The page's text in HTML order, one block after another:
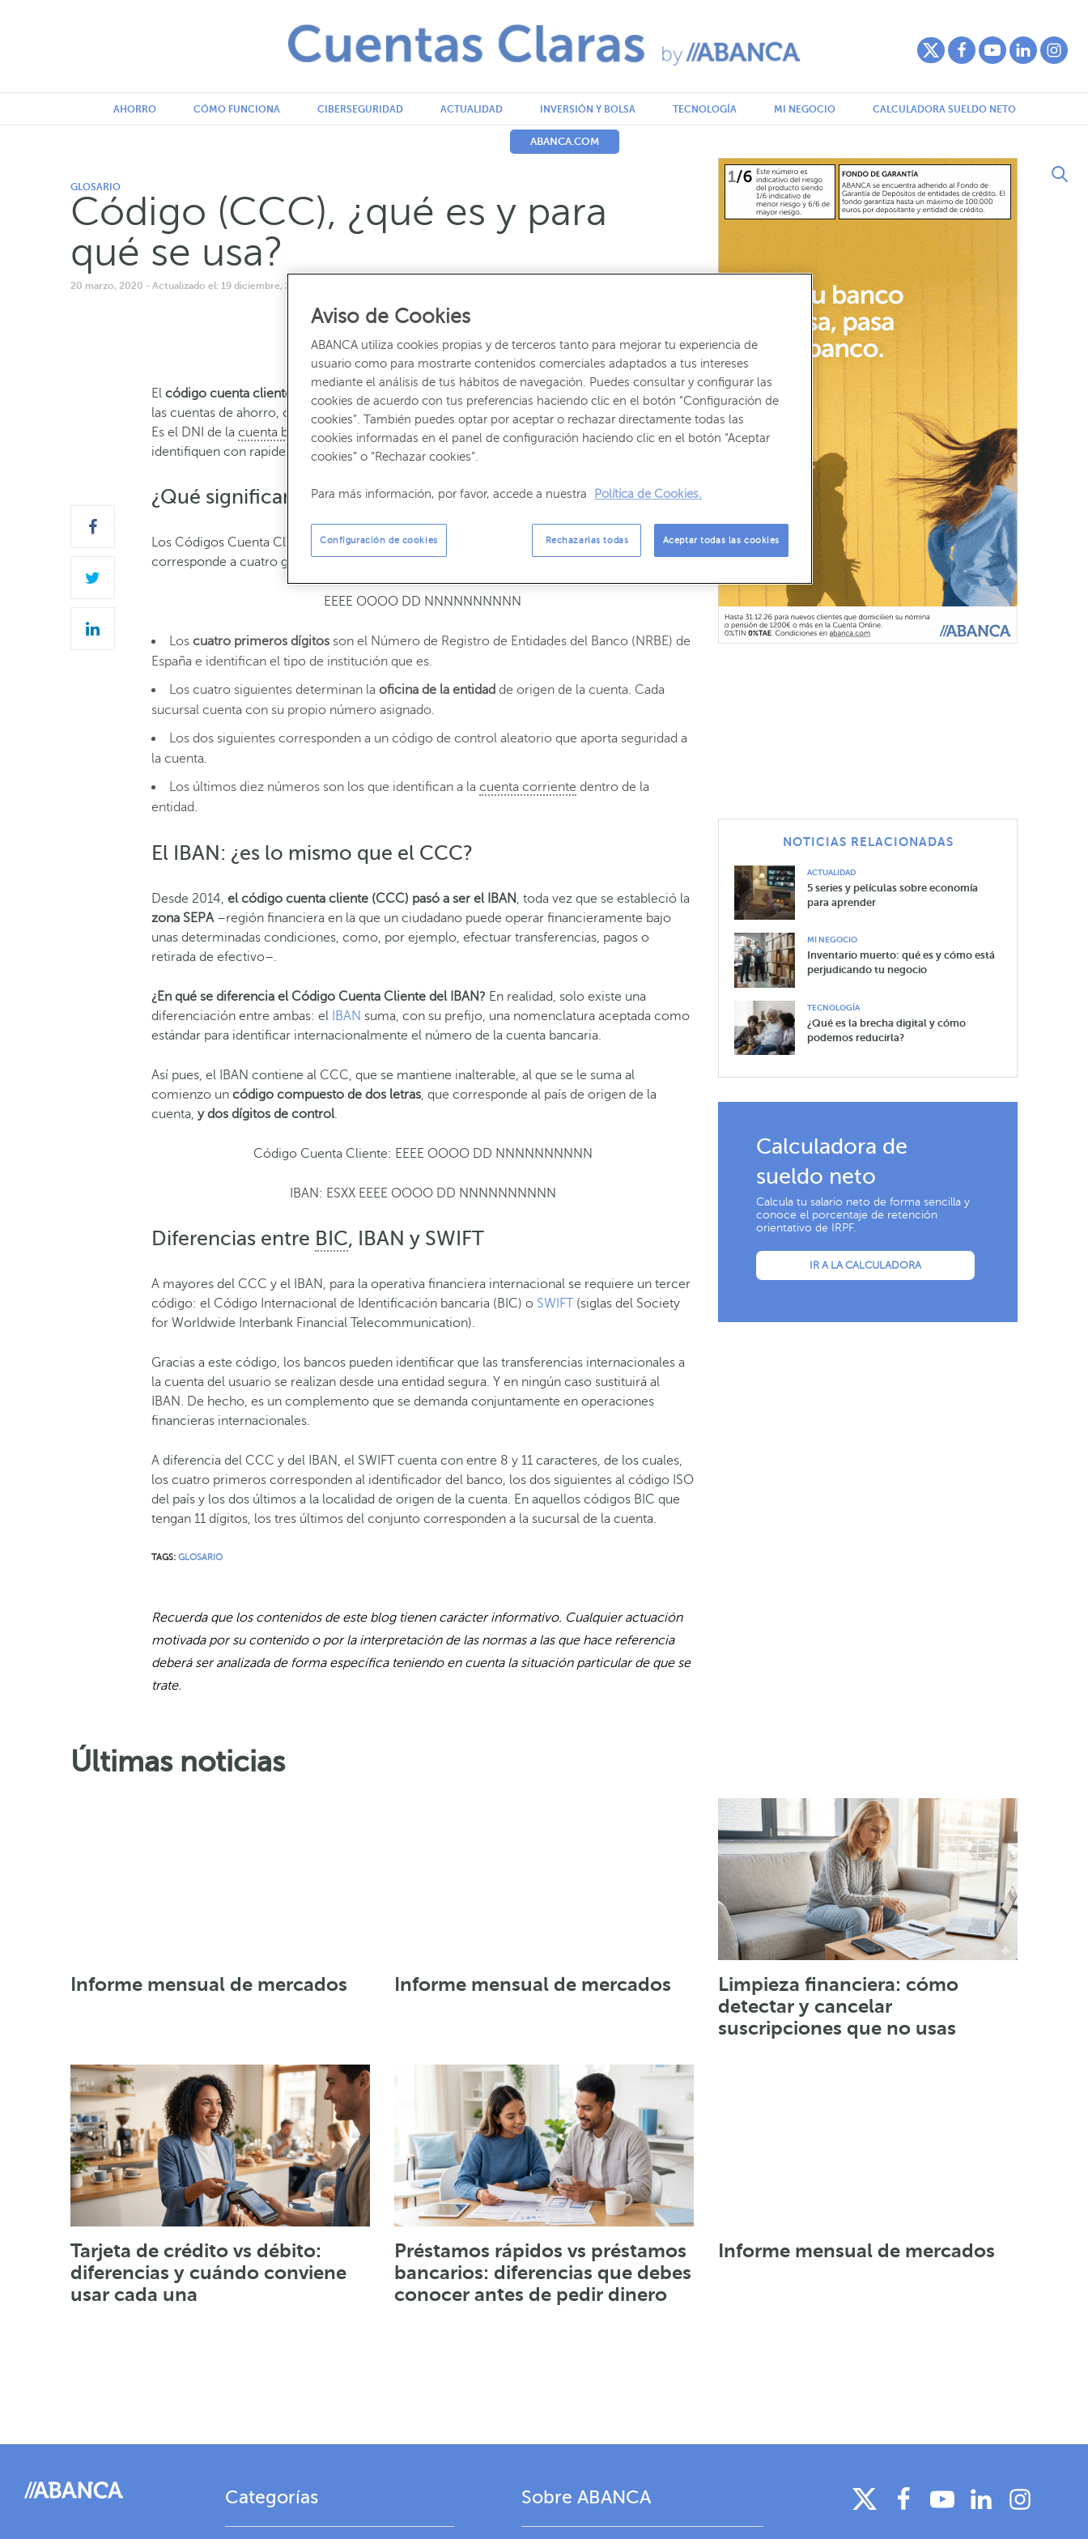
AHORRO CÓMO FUNCIONA CIBERSEGURIDAD ACTUALIDAD INVERSIÓN Y BOLSA TECNOLOGÍA MI NEGOCIO CALCULADORA SUELDO NETO
ABANCA.COM
GLOSARIO
Código (CCC), ¿qué es y para
qué se usa?
20 marzo, 2020 - Actualizado el: 19 diciembre, 2022 6:02 pm
El código cuenta cliente (CCC) es un número irrepetible, de veinte dígitos, que se asigna a
las cuentas de ahorro, cuentas corrientes y otros productos financieros, de forma individual.
Es el DNI de la cuenta bancariay sirve para que el resto de entidades del sistema financiero
identifiquen con rapidez la cuenta.
¿Qué significan los números del Código Cuenta Cliente?
Los Códigos Cuenta Cliente en España tienen una estructura estandarizada que se
corresponde a cuatro grupos:
EEEE OOOO DD NNNNNNNNNN
Los cuatro primeros dígitos son el Número de Registro de Entidades del Banco (NRBE) de
España e identifican el tipo de institución que es.
Los cuatro siguientes determinan la oficina de la entidad de origen de la cuenta. Cada
sucursal cuenta con su propio número asignado.
Los dos siguientes corresponden a un código de control aleatorio que aporta seguridad a
la cuenta.
Los últimos diez números son los que identifican a la cuenta corriente dentro de la
entidad.
El IBAN: ¿es lo mismo que el CCC?
Desde 2014, el código cuenta cliente (CCC) pasó a ser el IBAN, toda vez que se estableció la
zona SEPA–región financiera en la que un ciudadano puede operar financieramente bajo
unas determinadas condiciones, como, por ejemplo, efectuar transferencias, pagos o
retirada de efectivo–.
¿En qué se diferencia el Código Cuenta Cliente del IBAN? En realidad, solo existe una
diferenciación entre ambas: el IBAN suma, con su prefijo, una nomenclatura aceptada como
estándar para identificar internacionalmente el número de la cuenta bancaria.
Así pues, el IBAN contiene al CCC, que se mantiene inalterable, al que se le suma al
comienzo un código compuesto de dos letras, que corresponde al país de origen de la
cuenta, y dos dígitos de control.
Código Cuenta Cliente: EEEE OOOO DD NNNNNNNNNN
IBAN: ESXX EEEE OOOO DD NNNNNNNNNN
Diferencias entre BIC, IBAN y SWIFT
A mayores del CCC y el IBAN, para la operativa financiera internacional se requiere un tercer
código: el Código Internacional de Identificación bancaria (BIC) o SWIFT(siglas del Society
for Worldwide Interbank Financial Telecommunication).
Gracias a este código, los bancos pueden identificar que las transferencias internacionales a
la cuenta del usuario se realizan desde una entidad segura. Y en ningún caso sustituirá al
IBAN. De hecho, es un complemento que se demanda conjuntamente en operaciones
financieras internacionales.
A diferencia del CCC y del IBAN, el SWIFT cuenta con entre 8 y 11 caracteres, de los cuales,
los cuatro primeros corresponden al identificador del banco, los dos siguientes al código ISO
del país y los dos últimos a la localidad de origen de la cuenta. En aquellos códigos BIC que
tengan 11 dígitos, los tres últimos del conjunto corresponden a la sucursal de la cuenta.
TAGS: GLOSARIO
Recuerda que los contenidos de este blog tienen carácter informativo. Cualquier actuación
motivada por su contenido o por la interpretación de las normas a las que hace referencia
deberá ser analizada de forma específica teniendo en cuenta la situación particular de que se
trate.
NOTICIAS RELACIONADAS
ACTUALIDAD
5 series y películas sobre economía
para aprender
MI NEGOCIO
Inventario muerto: qué es y cómo está
perjudicando tu negocio
TECNOLOGÍA
¿Qué es la brecha digital y cómo
podemos reducirla?
Calculadora de
sueldo neto
Calcula tu salario neto de forma sencilla y
conoce el porcentaje de retención
orientativo de IRPF.
IR A LA CALCULADORA
Últimas noticias
Informe mensual de mercados Informe mensual de mercados
Limpieza financiera: cómo
detectar y cancelar
suscripciones que no usas
Tarjeta de crédito vs débito:
diferencias y cuándo conviene
usar cada una
Préstamos rápidos vs préstamos
bancarios: diferencias que debes
conocer antes de pedir dinero
Informe mensual de mercados
Categorías Sobre ABANCA
Aviso de Cookies
ABANCA utiliza cookies propias y de terceros tanto para mejorar tu experiencia de
usuario como para mostrarte contenidos comerciales adaptados a tus intereses
mediante el análisis de tus hábitos de navegación. Puedes consultar y configurar las
cookies de acuerdo con tus preferencias haciendo clic en el botón “Configuración de
cookies”. También puedes optar por aceptar o rechazar directamente todas las
cookies informadas en el panel de configuración haciendo clic en el botón “Aceptar
cookies” o “Rechazar cookies”.
Para más información, por favor, accede a nuestra Política de Cookies.
Configuración de cookies Rechazarlas todas Aceptar todas las cookies